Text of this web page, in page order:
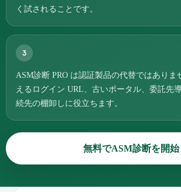
く試されることです。
3
ASM診断 PRO は認証製品の代替ではありま
えるログイン URL、古いポータル、委託先
続先の棚卸しに役立ちます。
無料でASM診断を開始